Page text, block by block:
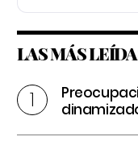
LAS MÁS